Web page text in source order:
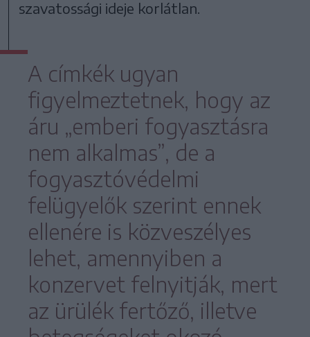
szavatossági ideje korlátlan.
A címkék ugyan
figyelmeztetnek, hogy az
áru „emberi fogyasztásra
nem alkalmas”, de a
fogyasztóvédelmi
felügyelők szerint ennek
ellenére is közveszélyes
lehet, amennyiben a
konzervet felnyitják, mert
az ürülék fertőző, illetve